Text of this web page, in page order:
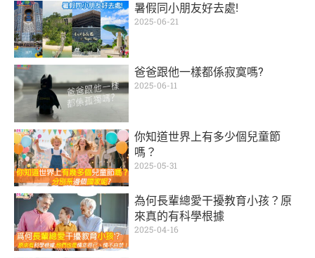
暑假同小朋友好去處!
2025-06-21
爸爸跟他一樣都係寂寞嗎?
2025-06-11
你知道世界上有多少個兒童節
嗎？
2025-05-31
為何長輩總愛干擾教育小孩？原
來真的有科學根據
2025-04-16